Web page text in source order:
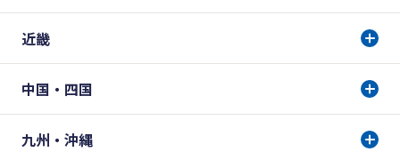
近畿
中国・四国
九州・沖縄